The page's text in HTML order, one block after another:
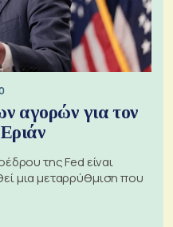
αγορών για τον
της Fed είναι
μια μεταρρύθμιση που